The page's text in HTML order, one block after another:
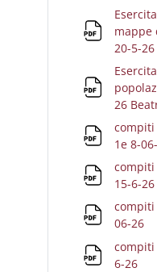
mappe
20-5-26
26
compiti
1e 8-
compiti
15-6-26
compiti
06-26
compiti
6-26